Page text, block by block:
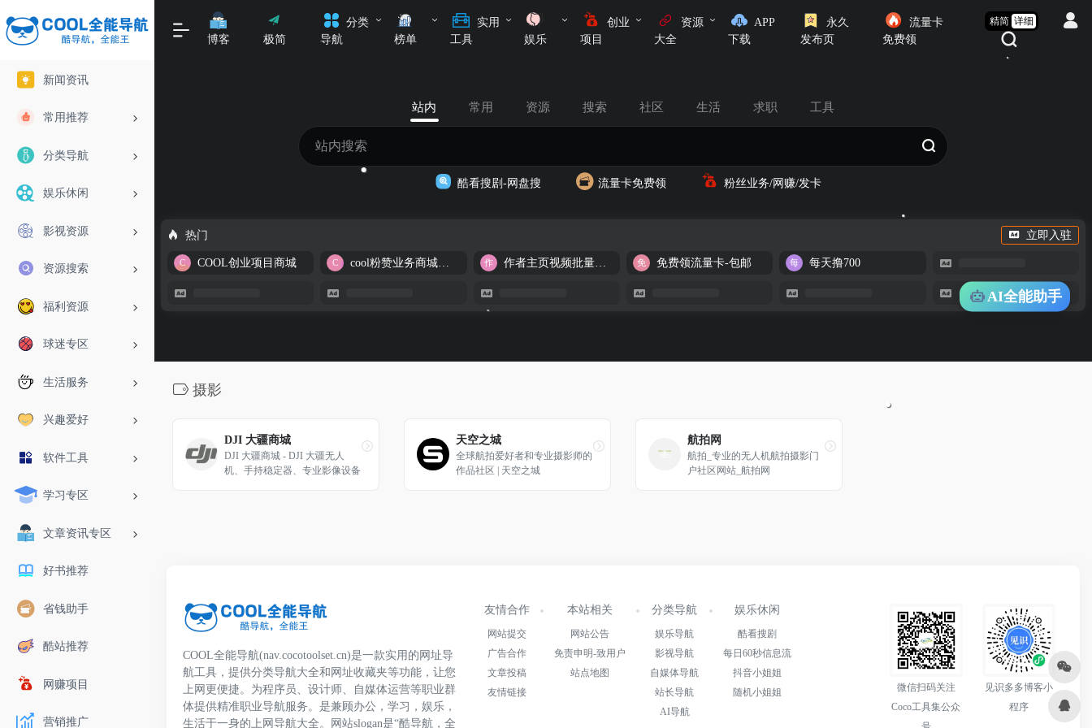
新闻资讯
常用推荐
分类导航
娱乐休闲
影视资源
资源搜索
福利资源
球迷专区
生活服务
兴趣爱好
软件工具
学习专区
文章资讯专区
好书推荐
省钱助手
酷站推荐
网赚项目
营销推广
博客 极简
分类
导航
榜单
实用
工具
娱乐
创业
项目
资源
大全
APP
下载
永久
发布页
流量卡
免费领
精简 详细
站内 常用 资源 搜索 社区 生活 求职 工具
酷看搜剧-网盘搜 流量卡免费领 粉丝业务/网赚/发卡
热门 立即入驻
COOL创业项目商城 cool粉赞业务商城【爆粉引流】 作者主页视频批量提取 免费领流量卡-包邮 每天撸700
摄影
DJI 大疆商城
DJI 大疆商城 - DJI 大疆无人
机、手持稳定器、专业影像设备
天空之城
全球航拍爱好者和专业摄影师的
作品社区 | 天空之城
航拍网
航拍_专业的无人机航拍摄影门
户社区网站_航拍网
COOL全能导航(nav.cocotoolset.cn)是一款实用的网址导
航工具，提供分类导航大全和网址收藏夹等功能，让您
上网更便捷。为程序员、设计师、自媒体运营等职业群
体提供精准职业导航服务。是兼顾办公，学习，娱乐，
生活于一身的上网导航大全。网站slogan是“酷导航，全
友情合作
网站提交
广告合作
文章投稿
友情链接
本站相关
网站公告
免责申明-致用户
站点地图
分类导航
娱乐导航
影视导航
自媒体导航
站长导航
AI导航
娱乐休闲
酷看搜剧
每日60秒信息流
抖音小姐姐
随机小姐姐
微信扫码关注
Coco工具集公众
见识多多博客小
程序
AI全能助手